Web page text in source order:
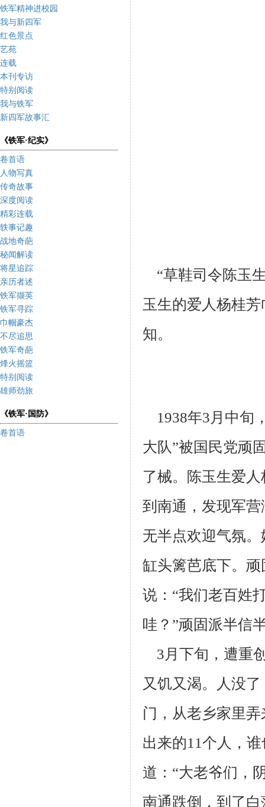
铁军精神进校园
我与新四军
红色景点
艺苑
连载
本刊专访
特别阅读
我与铁军
新四军故事汇
《铁军·纪实》
卷首语
人物写真
传奇故事
深度阅读
精彩连载
轶事记趣
战地奇葩
秘闻解读
将星追踪
亲历者述
铁军撷英
铁军寻踪
巾帼豪杰
不尽追思
铁军奇葩
烽火摇篮
特别阅读
雄师劲旅
《铁军·国防》
卷首语
“草鞋司令陈玉
玉生的爱人杨桂
知。
1938年3月中旬
大队”被国民党顽
了械。陈玉生爱
到南通， 发现军营
无半点欢迎气氛。
缸头篱芭底下。
说：“我们老百姓
哇？”顽固派半信
3月下旬，遭重
又饥又渴。
人没
门，从老乡家里
出来的11个人，
道： “大老爷们，
南通跌倒，到了